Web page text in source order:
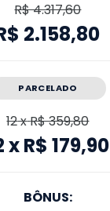
R$ 4.317,60
2.158,80
PARCELADO
12xR$ 359,80
xR$ 179,90
BÔNUS: